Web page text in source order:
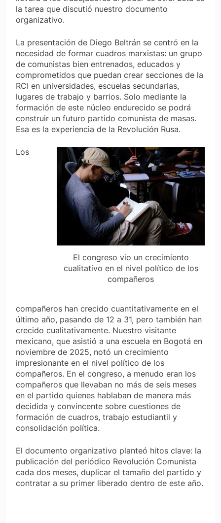
la tarea que discutió nuestro documento
organizativo.
La presentación de Diego Beltrán se centró en la
necesidad de formar cuadros marxistas: un grupo
de comunistas bien entrenados, educados y
comprometidos que puedan crear secciones de la
RCI en universidades, escuelas secundarias,
lugares de trabajo y barrios. Solo mediante la
formación de este núcleo endurecido se podrá
construir un futuro partido comunista de masas.
Esa es la experiencia de la Revolución Rusa.
El congreso vio un crecimiento
cualitativo en el nivel político de los
compañeros
Los
compañeros han crecido cuantitativamente en el
último año, pasando de 12 a 31, pero también han
crecido cualitativamente. Nuestro visitante
mexicano, que asistió a una escuela en Bogotá en
noviembre de 2025, notó un crecimiento
impresionante en el nivel político de los
compañeros. En el congreso, a menudo eran los
compañeros que llevaban no más de seis meses
en el partido quienes hablaban de manera más
decidida y convincente sobre cuestiones de
formación de cuadros, trabajo estudiantil y
consolidación política.
El documento organizativo planteó hitos clave: la
publicación del periódico Revolución Comunista
cada dos meses, duplicar el tamaño del partido y
contratar a su primer liberado dentro de este año.